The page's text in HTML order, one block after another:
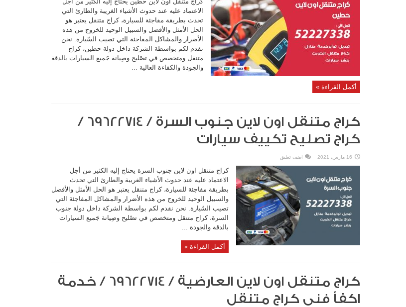
الاعتماد عليه عند حدوث الأشياء الغريبة والطارئ التي
تحدث بطريقة مفاجئة للسيارة، كراج متنقل يعتبر هو
الحل الأمثل والأفضل والسبيل الوحيد للخروج من هذه
الأضرار والمشاكل المفاجئة التي تصيب السّيارة. نحن
نقدم لكم بواسطة الشركة داخل دولة حطين، كراج
متنقل ومتخصص في تصْليح وصِيانة جَميع السيارات بالدقة
والجودة والكفاءة العالية ...
أكمل القراءة »
كراج متنقل اون لاين جنوب السرة / 69622714‬ /
كراج تصليح تكييف سيارات
16 مارس، 2021 اضف تعليق
كراج متنقل اون لاين جنوب السرة يحتاج إليه الكثير من أجل
الاعتماد عليه عند حدوث الأشياء الغريبة والطارئ التي تحدث
بطريقة مفاجئة للسيارة، كراج متنقل يعتبر هو الحل الأمثل والأفضل
والسبيل الوحيد للخروج من هذه الأضرار والمشاكل المفاجئة التي
تصيب السّيارة. نحن نقدم لكم بواسطة الشركة داخل دولة جنوب
السرة، كراج متنقل ومتخصص في تصْليح وصِيانة جَميع السيارات
بالدقة والجودة ...
أكمل القراءة »
كراج متنقل اون لاين العارضية / 69622714‬ / خدمة
اكفأ فني كراج متنقل